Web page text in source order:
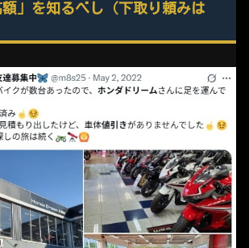
」を知るべし（下取り頼みは